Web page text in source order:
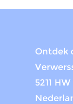
Ontdek
5211